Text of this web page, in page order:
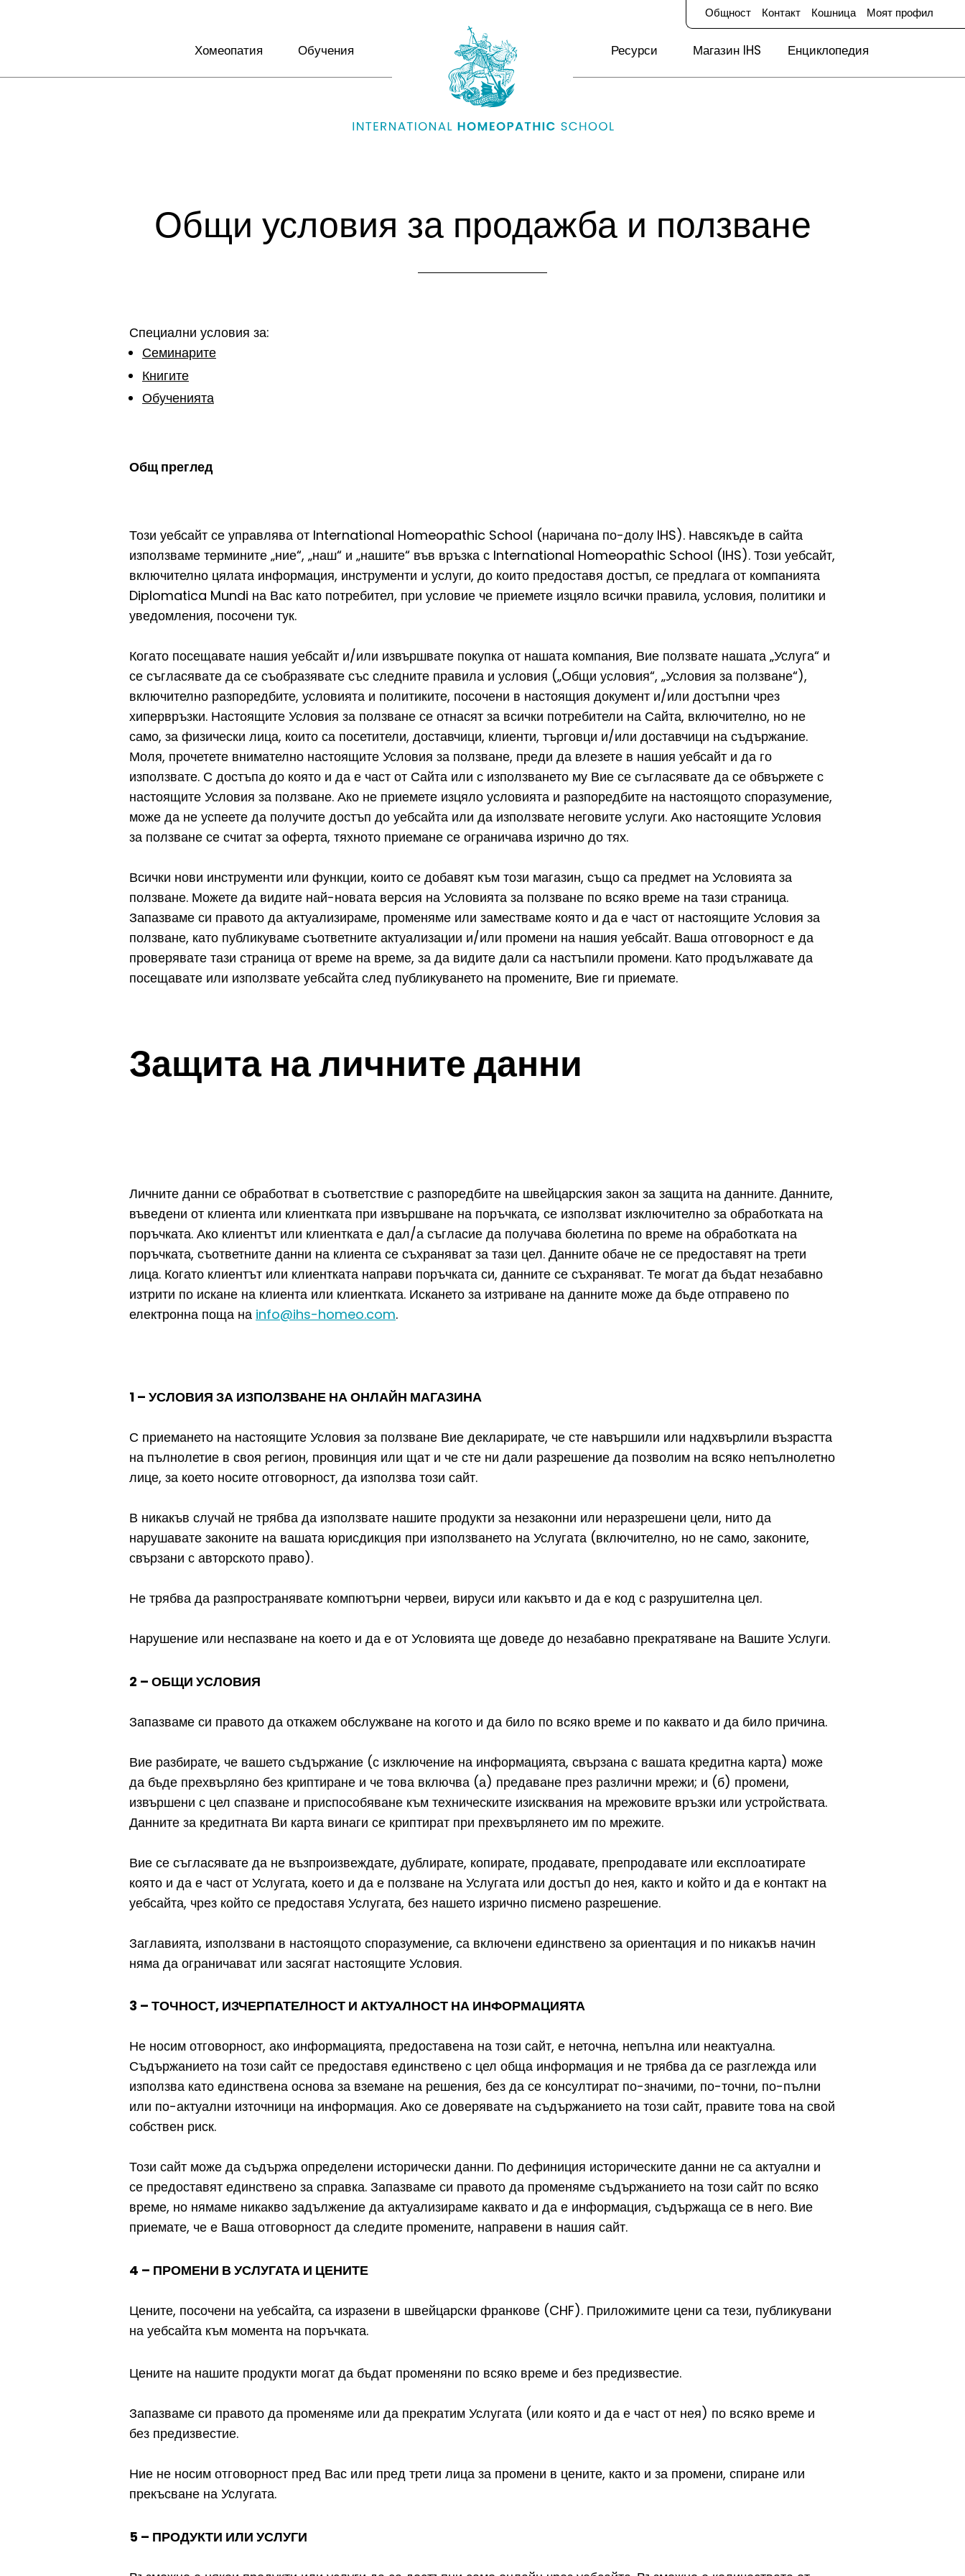
Общност Контакт Кошница Моят профил
Хомеопатия Обучения Ресурси Магазин IHS Енциклопедия
Общи условия за продажба и ползване
Специални условия за:
Семинарите
Книгите
Обученията
Общ преглед
Този уебсайт се управлява от International Homeopathic School (наричана по-долу IHS). Навсякъде в сайта
използваме термините „ние“, „наш“ и „нашите“ във връзка с International Homeopathic School (IHS). Този уебсайт,
включително цялата информация, инструменти и услуги, до които предоставя достъп, се предлага от компанията
Diplomatica Mundi на Вас като потребител, при условие че приемете изцяло всички правила, условия, политики и
уведомления, посочени тук.
Когато посещавате нашия уебсайт и/или извършвате покупка от нашата компания, Вие ползвате нашата „Услуга“ и
се съгласявате да се съобразявате със следните правила и условия („Общи условия“, „Условия за ползване“),
включително разпоредбите, условията и политиките, посочени в настоящия документ и/или достъпни чрез
хипервръзки. Настоящите Условия за ползване се отнасят за всички потребители на Сайта, включително, но не
само, за физически лица, които са посетители, доставчици, клиенти, търговци и/или доставчици на съдържание.
Моля, прочетете внимателно настоящите Условия за ползване, преди да влезете в нашия уебсайт и да го
използвате. С достъпа до която и да е част от Сайта или с използването му Вие се съгласявате да се обвържете с
настоящите Условия за ползване. Ако не приемете изцяло условията и разпоредбите на настоящото споразумение,
може да не успеете да получите достъп до уебсайта или да използвате неговите услуги. Ако настоящите Условия
за ползване се считат за оферта, тяхното приемане се ограничава изрично до тях.
Всички нови инструменти или функции, които се добавят към този магазин, също са предмет на Условията за
ползване. Можете да видите най-новата версия на Условията за ползване по всяко време на тази страница.
Запазваме си правото да актуализираме, променяме или заместваме която и да е част от настоящите Условия за
ползване, като публикуваме съответните актуализации и/или промени на нашия уебсайт. Ваша отговорност е да
проверявате тази страница от време на време, за да видите дали са настъпили промени. Като продължавате да
посещавате или използвате уебсайта след публикуването на промените, Вие ги приемате.
Защита на личните данни
Личните данни се обработват в съответствие с разпоредбите на швейцарския закон за защита на данните. Данните,
въведени от клиента или клиентката при извършване на поръчката, се използват изключително за обработката на
поръчката. Ако клиентът или клиентката е дал/а съгласие да получава бюлетина по време на обработката на
поръчката, съответните данни на клиента се съхраняват за тази цел. Данните обаче не се предоставят на трети
лица. Когато клиентът или клиентката направи поръчката си, данните се съхраняват. Те могат да бъдат незабавно
изтрити по искане на клиента или клиентката. Искането за изтриване на данните може да бъде отправено по
електронна поща наinfo@ihs-homeo.com.
1 – УСЛОВИЯ ЗА ИЗПОЛЗВАНЕ НА ОНЛАЙН МАГАЗИНА
С приемането на настоящите Условия за ползване Вие декларирате, че сте навършили или надхвърлили възрастта
на пълнолетие в своя регион, провинция или щат и че сте ни дали разрешение да позволим на всяко непълнолетно
лице, за което носите отговорност, да използва този сайт.
В никакъв случай не трябва да използвате нашите продукти за незаконни или неразрешени цели, нито да
нарушавате законите на вашата юрисдикция при използването на Услугата (включително, но не само, законите,
свързани с авторското право).
Не трябва да разпространявате компютърни червеи, вируси или какъвто и да е код с разрушителна цел.
Нарушение или неспазване на което и да е от Условията ще доведе до незабавно прекратяване на Вашите Услуги.
2 – ОБЩИ УСЛОВИЯ
Запазваме си правото да откажем обслужване на когото и да било по всяко време и по каквато и да било причина.
Вие разбирате, че вашето съдържание (с изключение на информацията, свързана с вашата кредитна карта) може
да бъде прехвърляно без криптиране и че това включва (а) предаване през различни мрежи; и (б) промени,
извършени с цел спазване и приспособяване към техническите изисквания на мрежовите връзки или устройствата.
Данните за кредитната Ви карта винаги се криптират при прехвърлянето им по мрежите.
Вие се съгласявате да не възпроизвеждате, дублирате, копирате, продавате, препродавате или експлоатирате
която и да е част от Услугата, което и да е ползване на Услугата или достъп до нея, както и който и да е контакт на
уебсайта, чрез който се предоставя Услугата, без нашето изрично писмено разрешение.
Заглавията, използвани в настоящото споразумение, са включени единствено за ориентация и по никакъв начин
няма да ограничават или засягат настоящите Условия.
3 – ТОЧНОСТ, ИЗЧЕРПАТЕЛНОСТ И АКТУАЛНОСТ НА ИНФОРМАЦИЯТА
Не носим отговорност, ако информацията, предоставена на този сайт, е неточна, непълна или неактуална.
Съдържанието на този сайт се предоставя единствено с цел обща информация и не трябва да се разглежда или
използва като единствена основа за вземане на решения, без да се консултират по-значими, по-точни, по-пълни
или по-актуални източници на информация. Ако се доверявате на съдържанието на този сайт, правите това на свой
собствен риск.
Този сайт може да съдържа определени исторически данни. По дефиниция историческите данни не са актуални и
се предоставят единствено за справка. Запазваме си правото да променяме съдържанието на този сайт по всяко
време, но нямаме никакво задължение да актуализираме каквато и да е информация, съдържаща се в него. Вие
приемате, че е Ваша отговорност да следите промените, направени в нашия сайт.
4 – ПРОМЕНИ В УСЛУГАТА И ЦЕНИТЕ
Цените, посочени на уебсайта, са изразени в швейцарски франкове (CHF). Приложимите цени са тези, публикувани
на уебсайта към момента на поръчката.
Цените на нашите продукти могат да бъдат променяни по всяко време и без предизвестие.
Запазваме си правото да променяме или да прекратим Услугата (или която и да е част от нея) по всяко време и
без предизвестие.
Ние не носим отговорност пред Вас или пред трети лица за промени в цените, както и за промени, спиране или
прекъсване на Услугата.
5 – ПРОДУКТИ ИЛИ УСЛУГИ